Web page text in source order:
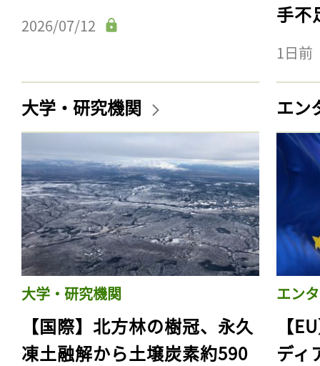
2026/07/12
手不
1日前
大学・研究機関
大学・研究機関
【国際】北方林の樹冠、永久
凍土融解から土壌炭素約590
エン
エン
【
ディ